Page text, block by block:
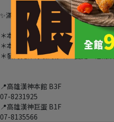
✨滿滿好康趁現在✨
＊本活動不適用電子抵用券
＊本活動不與其他優惠並用
＊發肉覓保有最終修改、變更、活動
📍高雄漢神本館 B3F
07-8231925
📍高雄漢神巨蛋 B1F
07-8135566